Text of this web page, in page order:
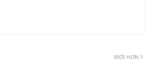
MỚI HƠN